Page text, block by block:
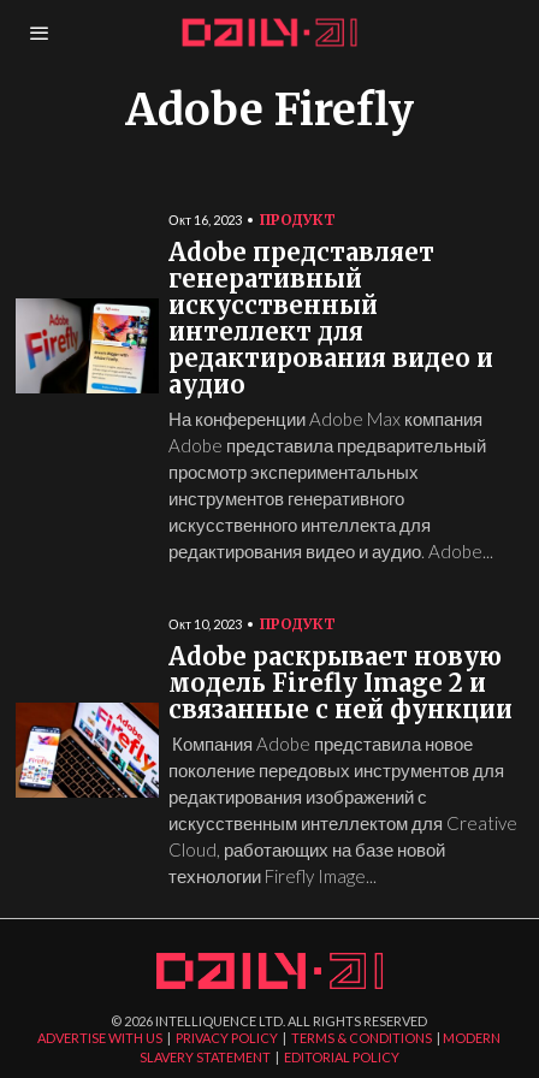
Adobe Firefly
Окт 16, 2023 ПРОДУКТ
Adobe представляет
генеративный
искусственный
интеллект для
редактирования видео и
аудио
На конференции Adobe Max компания
Adobe представила предварительный
просмотр экспериментальных
инструментов генеративного
искусственного интеллекта для
редактирования видео и аудио. Adobe...
Окт 10, 2023 ПРОДУКТ
Adobe раскрывает новую
модель Firefly Image 2 и
связанные с ней функции
Компания Adobe представила новое
поколение передовых инструментов для
редактирования изображений с
искусственным интеллектом для Creative
Cloud, работающих на базе новой
технологии Firefly Image...
© 2026 INTELLIQUENCE LTD. ALL RIGHTS RESERVED
ADVERTISE WITH US | PRIVACY POLICY |TERMS & CONDITIONS | MODERN
SLAVERY STATEMENT| EDITORIAL POLICY